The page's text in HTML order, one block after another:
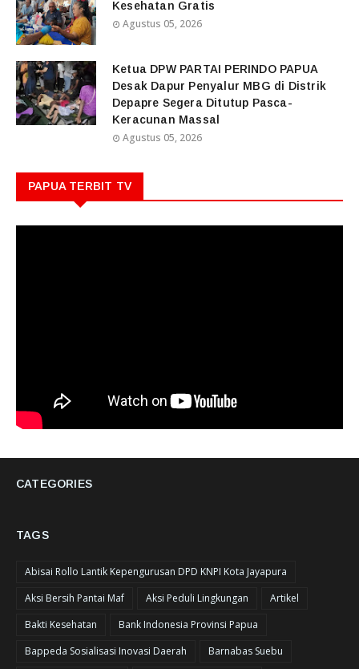
Kesehatan Gratis
Agustus 05, 2026
Ketua DPW PARTAI PERINDO PAPUA
Desak Dapur Penyalur MBG di Distrik
Depapre Segera Ditutup Pasca-
Keracunan Massal
Agustus 05, 2026
PAPUA TERBIT TV
CATEGORIES
TAGS
Abisai Rollo Lantik Kepengurusan DPD KNPI Kota Jayapura
Aksi Bersih Pantai Maf
Aksi Peduli Lingkungan
Artikel
Bakti Kesehatan
Bank Indonesia Provinsi Papua
Bappeda Sosialisasi Inovasi Daerah
Barnabas Suebu